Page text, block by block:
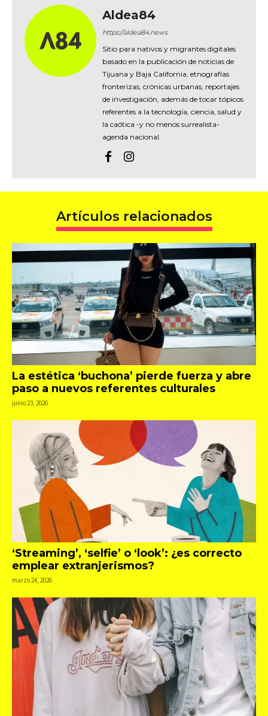
Aldea84
https://aldea84.news
Sitio para nativos y migrantes digitales
basado en la publicación de noticias de
Tijuana y Baja California, etnografías
fronterizas, crónicas urbanas, reportajes
de investigación, además de tocar tópicos
referentes a la tecnología, ciencia, salud y
la caótica -y no menos surrealista-
agenda nacional.
Artículos relacionados
La estética ‘buchona’ pierde fuerza y abre
paso a nuevos referentes culturales
junio 23, 2026
‘Streaming’, ‘selfie’ o ‘look’: ¿es correcto
emplear extranjerismos?
marzo 24, 2026